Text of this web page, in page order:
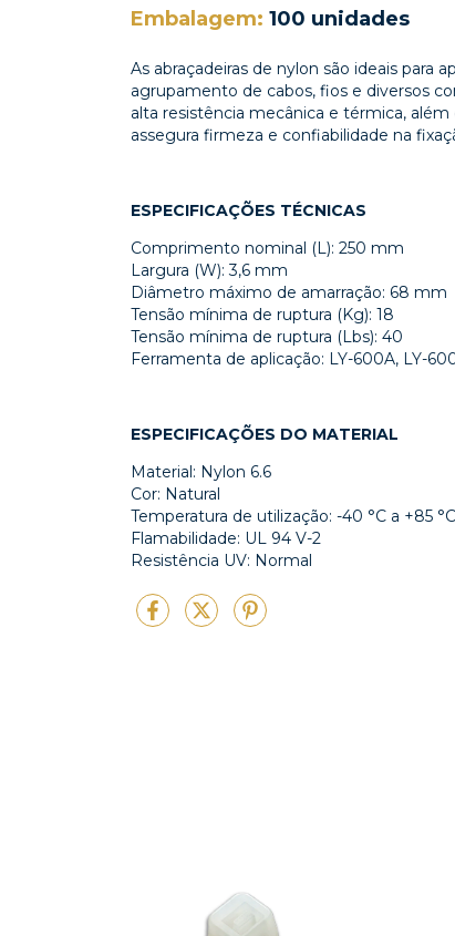
Embalagem: 100 unidades
As abraçadeiras de nylon são ideais para
agrupamento de cabos, fios e diversos
alta resistência mecânica e térmica,
assegura firmeza e confiabilidade na
ESPECIFICAÇÕES TÉCNICAS
Comprimento nominal (L): 250 mm
Largura (W): 3,6 mm
Diâmetro máximo de amarração: 68 mm
Tensão mínima de ruptura (Kg): 18
Tensão mínima de ruptura (Lbs): 40
Ferramenta de aplicação: LY-600A, LY-
ESPECIFICAÇÕES DO MATERIAL
Material: Nylon 6.6
Cor: Natural
Temperatura de utilização: -40 °C a +85 °C
Flamabilidade: UL 94 V-2
Resistência UV: Normal